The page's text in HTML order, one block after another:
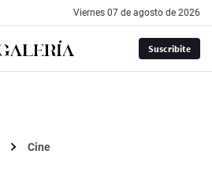
viernes 07 de agosto de 2026
Suscribite
Cine